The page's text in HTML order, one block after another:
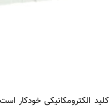
الکترومکانیکی خودکار